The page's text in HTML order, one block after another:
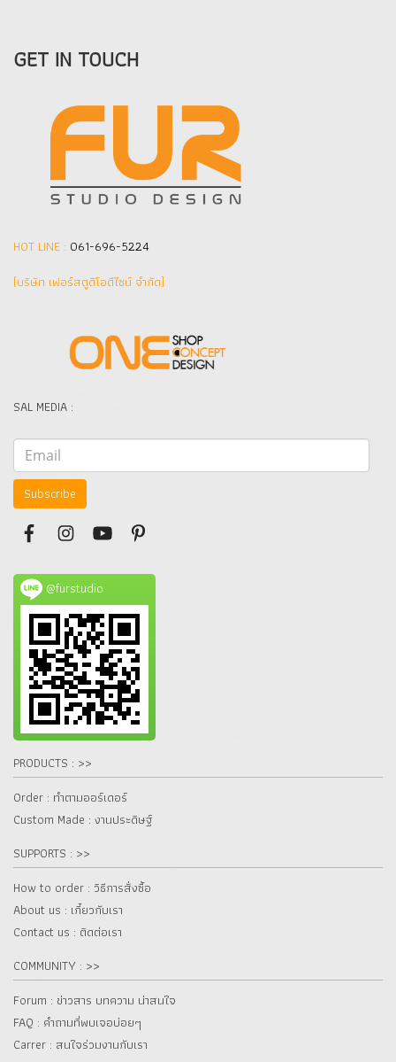
GET IN TOUCH
HOT LINE : 061-696-5224
(บริษัท เฟอร์สตูดิโอดีไซน์ จำกัด]
SAL MEDIA :
Subscribe
@furstudio
PRODUCTS : >>
Order : ทำตามออร์เดอร์
Custom Made : งานประดิษฐ์
SUPPORTS : >>
How to order : วิธีการสั่งซื้อ
About us : เกี๋ยวกับเรา
Contact us : ติดต่อเรา
COMMUNITY : >>
Forum : ข่าวสาร บทความ น่าสนใจ
FAQ : คำถามที่พบเจอบ่อยๆ
Carrer : สนใจร่วมงานกับเรา